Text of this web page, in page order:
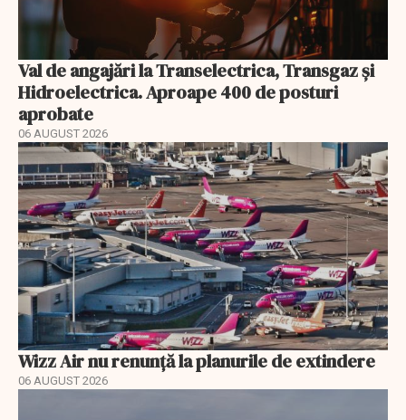
Val de angajări la Transelectrica, Transgaz și
Hidroelectrica. Aproape 400 de posturi
aprobate
06 AUGUST 2026
Wizz Air nu renunță la planurile de extindere
06 AUGUST 2026